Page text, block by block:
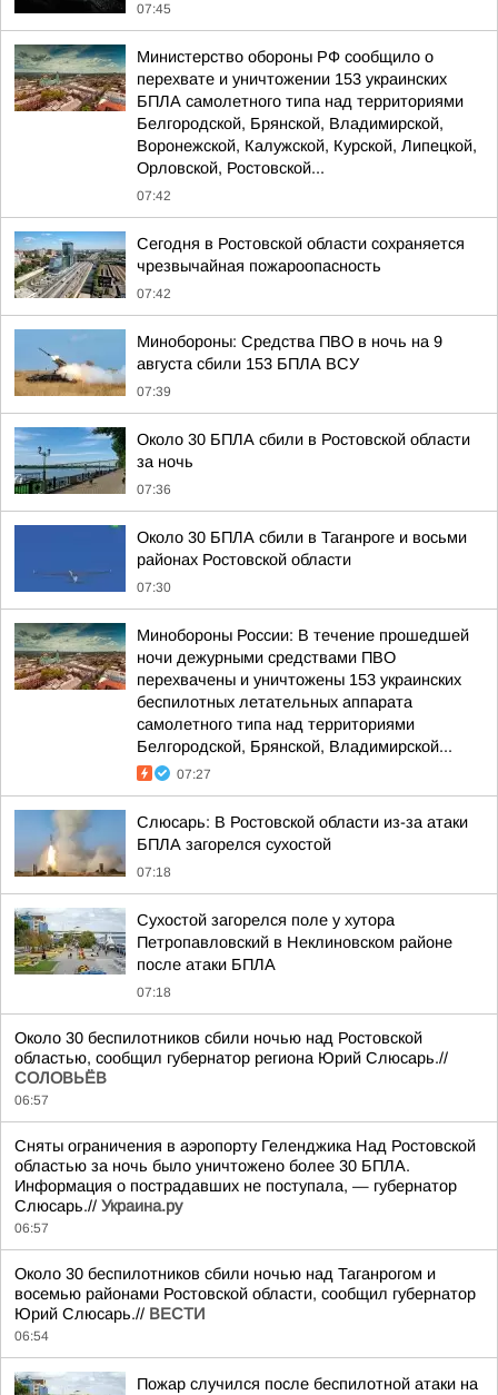
07:45
Министерство обороны РФ сообщило о
перехвате и уничтожении 153 украинских
БПЛА самолетного типа над территориями
Белгородской, Брянской, Владимирской,
Воронежской, Калужской, Курской, Липецкой,
Орловской, Ростовской...
07:42
Сегодня в Ростовской области сохраняется
чрезвычайная пожароопасность
07:42
Минобороны: Средства ПВО в ночь на 9
августа сбили 153 БПЛА ВСУ
07:39
Около 30 БПЛА сбили в Ростовской области
за ночь
07:36
Около 30 БПЛА сбили в Таганроге и восьми
районах Ростовской области
07:30
Минобороны России: В течение прошедшей
ночи дежурными средствами ПВО
перехвачены и уничтожены 153 украинских
беспилотных летательных аппарата
самолетного типа над территориями
Белгородской, Брянской, Владимирской...
07:27
Слюсарь: В Ростовской области из-за атаки
БПЛА загорелся сухостой
07:18
Сухостой загорелся поле у хутора
Петропавловский в Неклиновском районе
после атаки БПЛА
07:18
Около 30 беспилотников сбили ночью над Ростовской
областью, сообщил губернатор региона Юрий Слюсарь.//
СОЛОВЬЁВ
06:57
Сняты ограничения в аэропорту Геленджика Над Ростовской
областью за ночь было уничтожено более 30 БПЛА.
Информация о пострадавших не поступала, — губернатор
Слюсарь.// Украина.ру
06:57
Около 30 беспилотников сбили ночью над Таганрогом и
восемью районами Ростовской области, сообщил губернатор
Юрий Слюсарь.// ВЕСТИ
06:54
Пожар случился после беспилотной атаки на